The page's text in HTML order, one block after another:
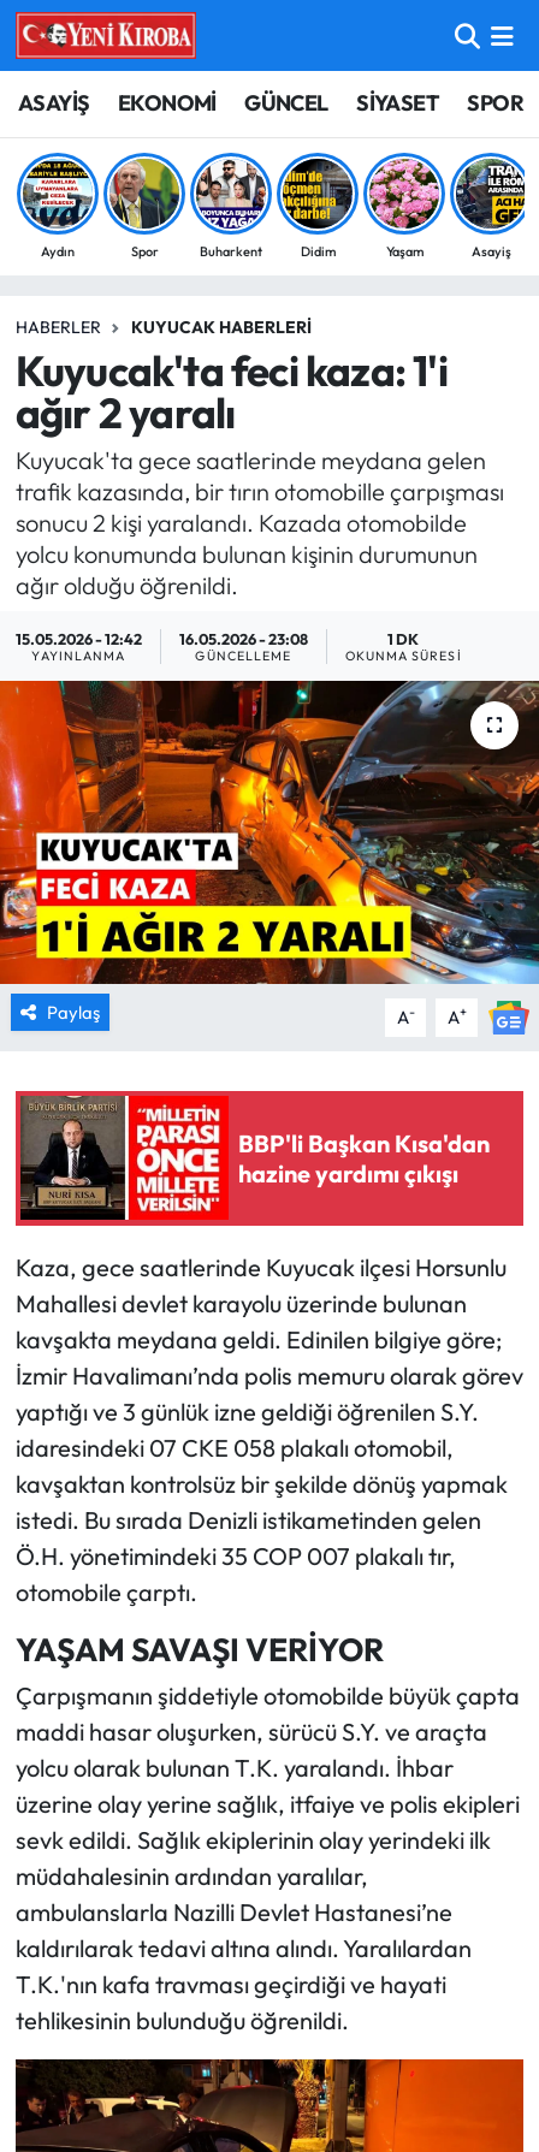
ASAYİŞ EKONOMİ GÜNCEL SİYASET SPOR
Aydın Spor Buharkent Didim Yaşam Asayiş
HABERLER KUYUCAK HABERLERI
Kuyucak'ta feci kaza: 1'i
ağır 2 yaralı
Kuyucak'ta gece saatlerinde meydana gelen
trafik kazasında, bir tırın otomobille çarpışması
sonucu 2 kişi yaralandı. Kazada otomobilde
yolcu konumunda bulunan kişinin durumunun
ağır olduğu öğrenildi.
15.05.2026 - 12:42
YAYINLANMA
16.05.2026 - 23:08
GÜNCELLEME
1 DK
OKUNMA SÜRESI
Paylaş A- A+
BBP'li Başkan Kısa'dan
hazine yardımı çıkışı
Kaza, gece saatlerinde Kuyucak ilçesi Horsunlu
Mahallesi devlet karayolu üzerinde bulunan
kavşakta meydana geldi. Edinilen bilgiye göre;
İzmir Havalimanı’nda polis memuru olarak görev
yaptığı ve 3 günlük izne geldiği öğrenilen S.Y.
idaresindeki 07 CKE 058 plakalı otomobil,
kavşaktan kontrolsüz bir şekilde dönüş yapmak
istedi. Bu sırada Denizli istikametinden gelen
Ö.H. yönetimindeki 35 COP 007 plakalı tır,
otomobile çarptı.
YAŞAM SAVAŞI VERİYOR
Çarpışmanın şiddetiyle otomobilde büyük çapta
maddi hasar oluşurken, sürücü S.Y. ve araçta
yolcu olarak bulunan T.K. yaralandı. İhbar
üzerine olay yerine sağlık, itfaiye ve polis ekipleri
sevk edildi. Sağlık ekiplerinin olay yerindeki ilk
müdahalesinin ardından yaralılar,
ambulanslarla Nazilli Devlet Hastanesi’ne
kaldırılarak tedavi altına alındı. Yaralılardan
T.K.'nın kafa travması geçirdiği ve hayati
tehlikesinin bulunduğu öğrenildi.
ASAYİŞ
BİLİM-TEKNOLOJİ
ÇEVRE
EĞİTİM
EKONOMİ
GÜNCEL
GÜNDEM
MAGAZİN
SAĞLIK
SİYASET
SPOR
TARIM
TURİZM
YAŞAM
RESMİ İLANLAR
Aydın Nöbetçi Eczaneler
Aydın Hava Durumu
Aydin Namaz Vakitleri
Süper Lig Puan Durumu ve Fikstür
Tüm Manşetler
Son Dakika Haberleri
Haber Arşivi